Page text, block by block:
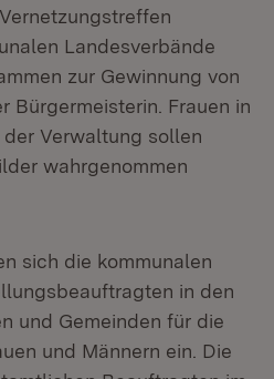
Landesverbände
zur Gewinnung von
Bürgermeisterin. Frauen in
Verwaltung sollen
wahrgenommen
sich die kommunalen
in den
und Gemeinden für die
und Männern ein. Die